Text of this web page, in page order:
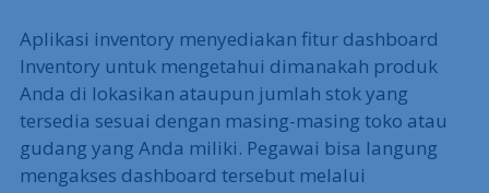
Aplikasi inventory menyediakan fitur dashboard
Inventory untuk mengetahui dimanakah produk
Anda di lokasikan ataupun jumlah stok yang
tersedia sesuai dengan masing-masing toko atau
gudang yang Anda miliki. Pegawai bisa langung
mengakses dashboard tersebut melalui